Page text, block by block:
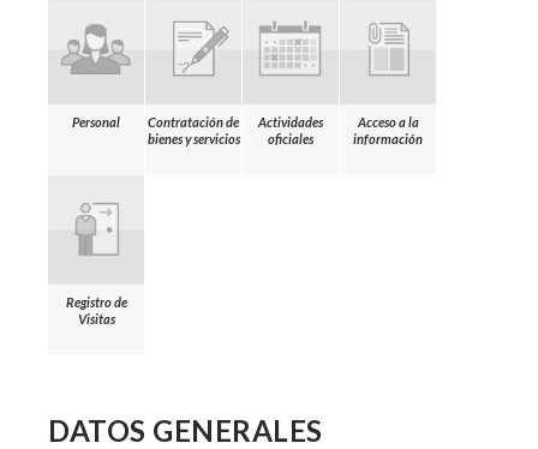
Personal
Contratación de
bienes y servicios
Actividades
oficiales
Acceso a la
información
Registro de
Visitas
DATOS GENERALES